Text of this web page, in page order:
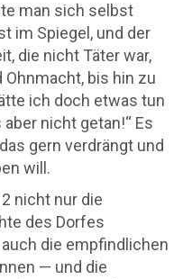
man sich selbst
im Spiegel, und der
die nicht Täter war,
bis hin zu
ich doch etwas tun
nicht getan!“ Es
gern verdrängt und
will.
nicht nur die
des Dorfes
die empfindlichen
— und die